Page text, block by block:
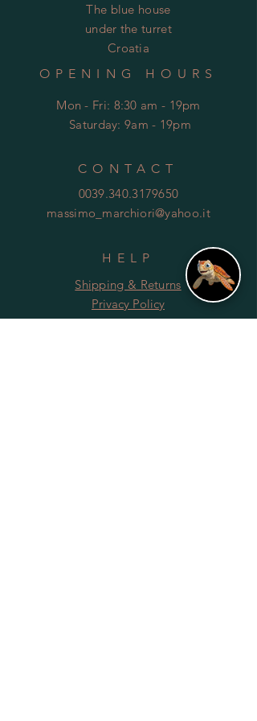
The blue house
under the turret
Croatia
OPENING HOURS
Mon - Fri: 8:30 am - 19pm
Saturday: 9am - 19pm
CONTACT
0039.340.3179650
massimo_marchiori@yahoo.it
HELP
Shipping & Returns
Privacy Policy
FAQ